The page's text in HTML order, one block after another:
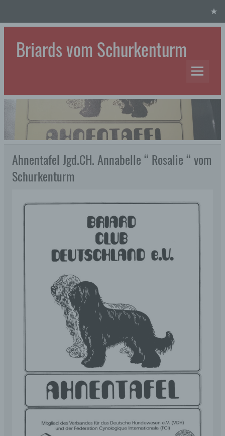
Briards vom Schurkenturm
Ahnentafel Jgd.CH. Annabelle “ Rosalie “ vom
Schurkenturm